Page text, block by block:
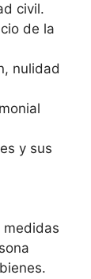
civil.
de la
nulidad
y sus
medidas